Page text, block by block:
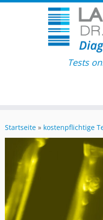
Tests
Startseite » kostenpflichtige